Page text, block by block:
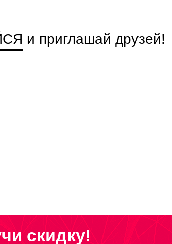
и приглашай друзей!
скидку!